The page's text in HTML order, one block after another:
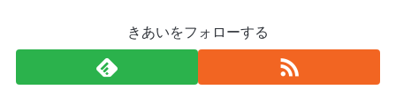
きあいをフォローする